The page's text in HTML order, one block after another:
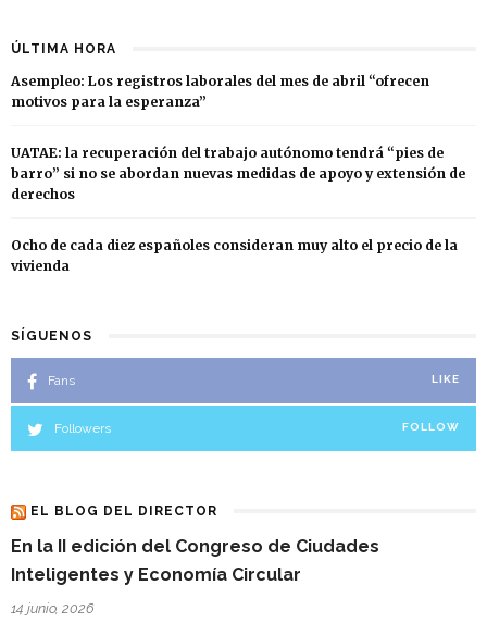
ÚLTIMA HORA
Asempleo: Los registros laborales del mes de abril “ofrecen
motivos para la esperanza”
UATAE: la recuperación del trabajo autónomo tendrá “pies de
barro” si no se abordan nuevas medidas de apoyo y extensión de
derechos
Ocho de cada diez españoles consideran muy alto el precio de la
vivienda
SÍGUENOS
Fans LIKE
Followers FOLLOW
EL BLOG DEL DIRECTOR
En la II edición del Congreso de Ciudades
Inteligentes y Economía Circular
14 junio, 2026